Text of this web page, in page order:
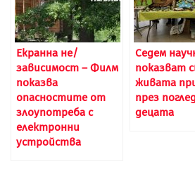
Екранна не/
зависимост – Филм
показва
опасностите от
злоупотреба с
електронни
устройства
Седем
показват
живата
през
децата